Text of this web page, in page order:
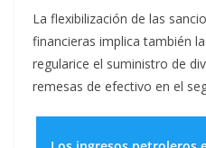
La flexibilización de las
financieras implica también
regularice el suministro de
remesas de efectivo en el